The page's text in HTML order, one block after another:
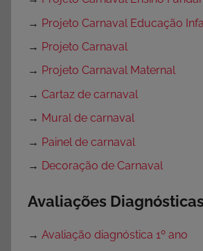
→ Projeto Carnaval Educação
→ Projeto Carnaval
→ Projeto Carnaval Maternal
→ Cartaz de carnaval
→ Mural de carnaval
→ Painel de carnaval
→ Decoração de Carnaval
Avaliações Diagnósticas
→ Avaliação diagnóstica 1º ano